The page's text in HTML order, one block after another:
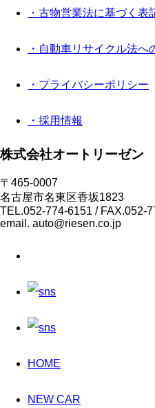
・古物営業法に基づく表
・自動車リサイクル法へ
・プライバシーポリシー
・採用情報
株式会社オートリーゼン
〒465-0007
名古屋市名東区香坂1823
TEL.052-774-6151 / FAX.052-
email. auto@riesen.co.jp
HOME
NEW CAR